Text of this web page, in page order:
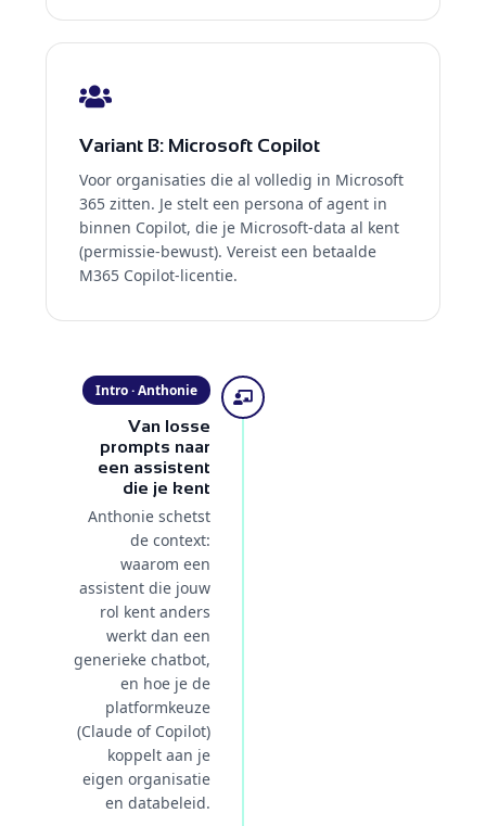
Variant B: Microsoft Copilot
Voor organisaties die al volledig in Microsoft
365 zitten. Je stelt een persona of agent in
binnen Copilot, die je Microsoft-data al kent
(permissie-bewust). Vereist een betaalde
M365 Copilot-licentie.
Intro · Anthonie
Van losse
prompts naar
een assistent
die je kent
Anthonie schetst
de context:
waarom een
assistent die jouw
rol kent anders
werkt dan een
generieke chatbot,
en hoe je de
platformkeuze
(Claude of Copilot)
koppelt aan je
eigen organisatie
en databeleid.